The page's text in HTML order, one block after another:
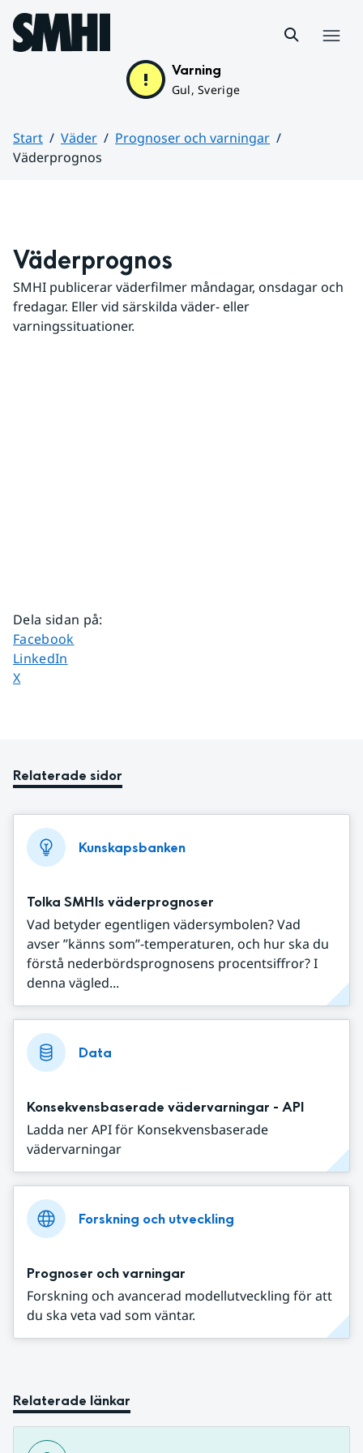
Hoppa till sidans innehåll
Varning
Gul, Sverige
Start Väder
Prognoser och varningar
Väderprognos
Väderprognos
SMHI publicerar väderfilmer måndagar, onsdagar och
fredagar. Eller vid särskilda väder- eller
varningssituationer.
Dela sidan på:
Dela sidan på
Facebook
Dela sidan på
LinkedIn
Dela sidan på
X
Relaterade sidor
Kunskapsbanken
Tolka SMHIs väderprognoser
Vad betyder egentligen vädersymbolen? Vad
avser ”känns som”-temperaturen, och hur ska du
förstå nederbördsprognosens procentsiffror? I
denna vägled...
Data
Konsekvensbaserade vädervarningar - API
Ladda ner API för Konsekvensbaserade
vädervarningar
Forskning och utveckling
Prognoser och varningar
Forskning och avancerad modellutveckling för att
du ska veta vad som väntar.
Relaterade länkar